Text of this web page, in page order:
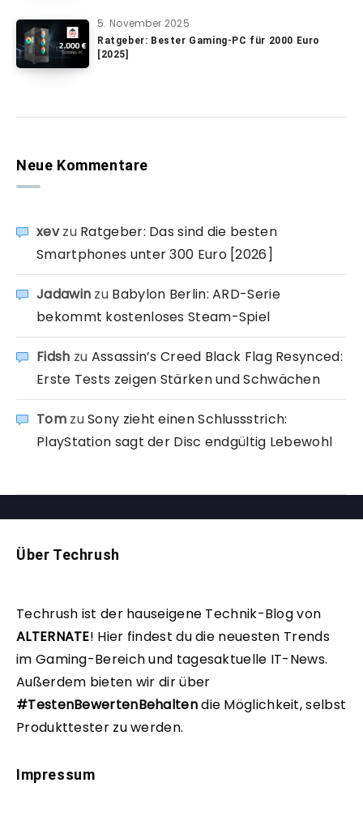
5. November 2025
Ratgeber: Bester Gaming-PC für 2000 Euro
[2025]
Neue Kommentare
xevzu Ratgeber: Das sind die besten
Smartphones unter 300 Euro [2026]
Jadawin zu Babylon Berlin: ARD-Serie
bekommt kostenloses Steam-Spiel
Fidsh zu Assassin’s Creed Black Flag Resynced:
Erste Tests zeigen Stärken und Schwächen
TomzuSony zieht einen Schlussstrich:
PlayStation sagt der Disc endgültig Lebewohl
Über Techrush
Techrush ist der hauseigene Technik-Blog von
ALTERNATE! Hier findest du die neuesten Trends
im Gaming-Bereich und tagesaktuelle IT-News.
Außerdem bieten wir dir über
#TestenBewertenBehaltendie Möglichkeit, selbst
Produkttester zu werden.
Impressum